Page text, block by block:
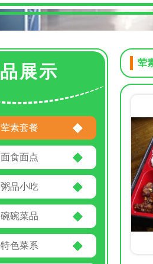
展示
荤素套餐
面食面点
粥品小吃
碗碗菜品
特色菜系
荤